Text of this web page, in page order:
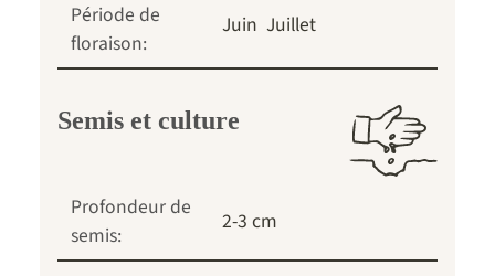
Période de
floraison:
Juin Juillet
Semis et culture
Profondeur de
semis:
2-3 cm